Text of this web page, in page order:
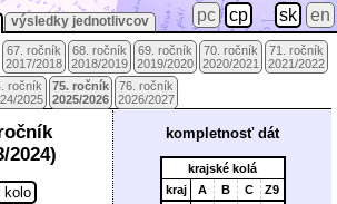
výsledky jednotlivcov pc cp sk en
67. ročník
2017/2018
68. ročník
2018/2019
69. ročník
2019/2020
70. ročník
2020/2021
71. ročník
2021/2022
ročník
2025
75. ročník
2025/2026
76. ročník
2026/2027
kompletnosť dát
krajské kolá
kraj
A B C
Z9
2024)
kolo